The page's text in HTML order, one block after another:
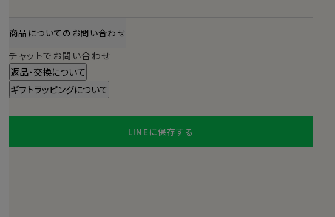
商品についてのお問い合わせ
チャットでお問い合わせ
返品・交換について
ギフトラッピングについて
LINEに保存する